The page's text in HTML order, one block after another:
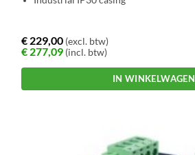
€ 229,00 (excl. btw)
€ 277,09 (incl. btw)
IN WINKELWAGEN